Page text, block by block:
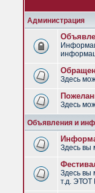
Администрация
Здесь
Здесь
Объявления и
Здесь вы
Здесь вы
т.д.